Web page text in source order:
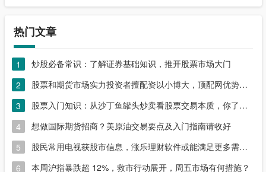
热门文章
1
炒股必备常识：了解证券基础知识，推开股票市场大门
2
股票和期货市场实力投资者擅配资以小博大，顶配网优势尽显
3
股票入门知识：从沙丁鱼罐头炒卖看股票交易本质，你了解吗？
4
想做国际期货招商？美原油交易要点及入门指南请收好
5
股民常用电视获股市信息，涨乐理财软件或能满足更多需求？
6
本周沪指暴跌超 12%，救市行动展开，周五市场有何措施？